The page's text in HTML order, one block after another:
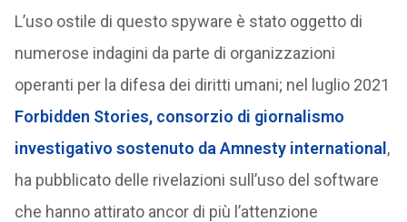
L’uso ostile di questo spyware è stato oggetto di
numerose indagini da parte di organizzazioni
operanti per la difesa dei diritti umani; nel luglio 2021
Forbidden Stories, consorzio di giornalismo
investigativo sostenuto da Amnesty international,
ha pubblicato delle rivelazioni sull’uso del software
che hanno attirato ancor di più l’attenzione